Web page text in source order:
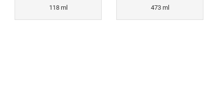
118 ml 473 ml